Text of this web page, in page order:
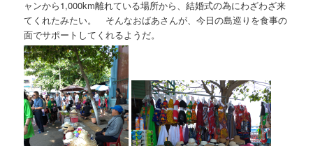
ャンから1,000km離れている場所から、結婚式の為にわざわざ来
てくれたみたい。 そんなおばあさんが、今日の島巡りを食事の
面でサポートしてくれるようだ。